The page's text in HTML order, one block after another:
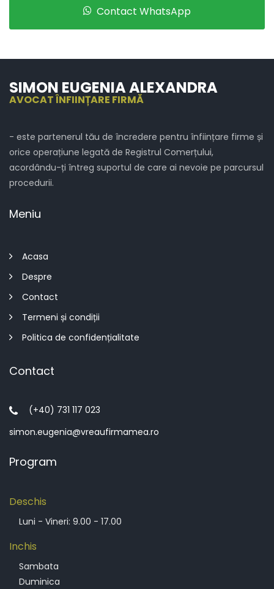
Contact WhatsApp
SIMON EUGENIA ALEXANDRA
AVOCAT ÎNFIINȚARE FIRMĂ
- este partenerul tău de încredere pentru înființare firme și
orice operațiune legată de Registrul Comerțului,
acordându-ți întreg suportul de care ai nevoie pe parcursul
procedurii.
Meniu
Acasa
Despre
Contact
Termeni și condiții
Politica de confidențialitate
Contact
(+40) 731 117 023
simon.eugenia@vreaufirmamea.ro
Program
Deschis
Luni - Vineri: 9.00 - 17.00
Inchis
Sambata
Duminica